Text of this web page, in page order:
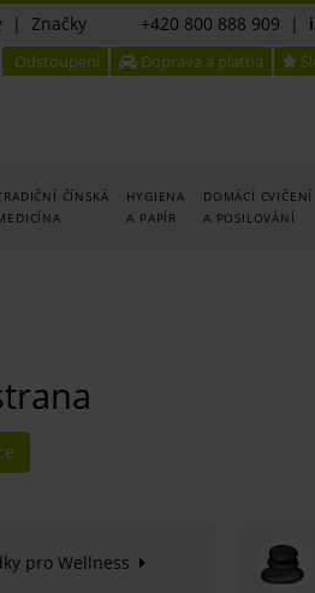
| Značky +420 800 888 909 |
Odstoupení Doprava a platba
ČÍNSKÁ
HYGIENA
A PAPÍR
DOMÁCÍ CVIČENÍ
A POSILOVÁNÍ
pro Wellness